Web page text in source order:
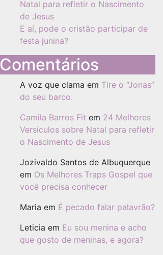
Natal para refletir o Nascimento
de Jesus
E aí, pode o cristão participar de
festa junina?
Comentários
A voz que clama em Tire o “Jonas”
do seu barco.
Camila Barros Fit em 24 Melhores
Versículos sobre Natal para refletir
o Nascimento de Jesus
Jozivaldo Santos de Albuquerque
em Os Melhores Traps Gospel que
você precisa conhecer
Maria em É pecado falar palavrão?
Leticia em Eu sou menina e acho
que gosto de meninas, e agora?